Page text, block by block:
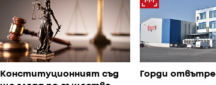
Конституционният съд
Горди отвътре